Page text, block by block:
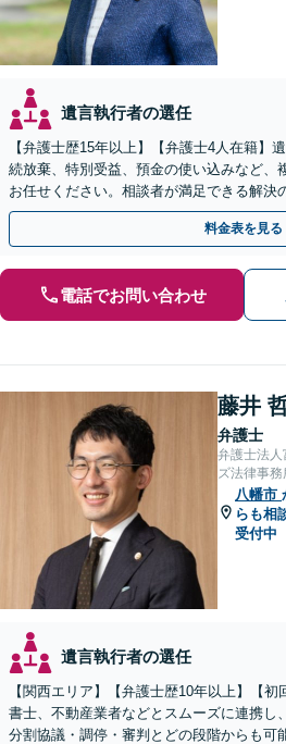
遺言執行者の選任
【弁護士歴15年以上】【弁護士4人在籍】
続放棄、特別受益、預金の使い込みなど、
お任せください。相談者が満足できる解決
連携し最善を尽くします【完全個室】
料金表を見る
電話でお問い合わせ
藤井
弁護士
弁護士法人
ズ法律事務
八幡市
らも相
受付中
遺言執行者の選任
【関西エリア】【弁護士歴10年以上】【
書士、不動産業者などとスムーズに連携し
分割協議・調停・審判とどの段階からも可